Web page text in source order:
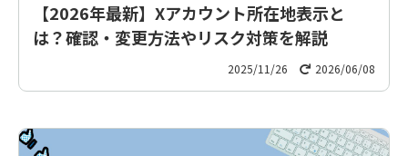
【2026年最新】Xアカウント所在地表示と
は？確認・変更方法やリスク対策を解説
2025/11/26 2026/06/08